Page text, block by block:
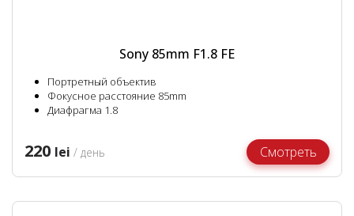
Sony 85mm F1.8 FE
Портретный объектив
Фокусное расстояние 85mm
Диафрагма 1.8
220 lei / день Смотреть